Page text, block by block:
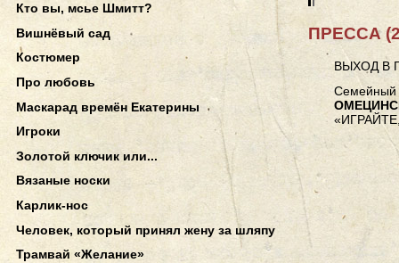
ПРЕССА
ВЫХОД В
Семейный
Кто вы, мсье Шмитт?
Вишнёвый сад
Костюмер
Про любовь
Маскарад времён Екатерины
Игроки
Золотой ключик или...
Вязаные носки
Карлик-нос
Человек, который принял жену за шляпу
Трамвай «Желание»